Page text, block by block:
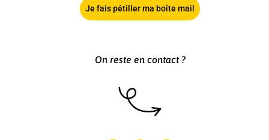
Je fais pétiller ma boîte mail
On reste en contact ?